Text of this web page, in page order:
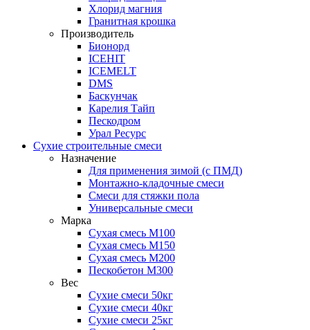
Хлорид магния
Гранитная крошка
Производитель
Бионорд
ICEHIT
ICEMELT
DMS
Баскунчак
Карелия Тайп
Пескодром
Урал Ресурс
Сухие строительные смеси
Назначение
Для применения зимой (с ПМД)
Монтажно-кладочные смеси
Смеси для стяжки пола
Универсальные смеси
Марка
Сухая смесь М100
Сухая смесь М150
Сухая смесь М200
Пескобетон М300
Вес
Сухие смеси 50кг
Сухие смеси 40кг
Сухие смеси 25кг